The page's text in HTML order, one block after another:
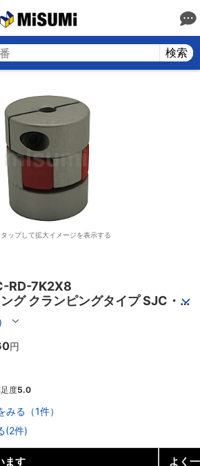
検索
ップして拡大イメージを表示する
RD-7K2X8
グ クランピングタイプ SJC・
円
度5.0
る（1件）
(2件)
ます よく